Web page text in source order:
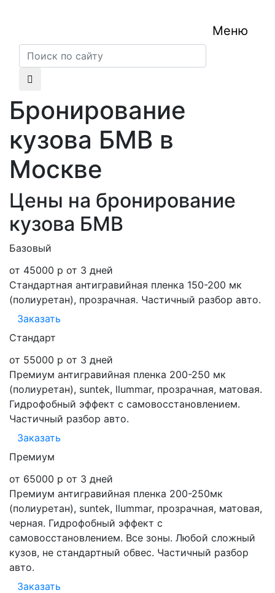
Меню
Бронирование
кузова БМВ в
Москве
Цены на бронирование
кузова БМВ
Базовый
от 45000 р от 3 дней
Стандартная антигравийная пленка 150-200 мк
(полиуретан), прозрачная. Частичный разбор авто.
Заказать
Стандарт
от 55000 р от 3 дней
Премиум антигравийная пленка 200-250 мк
(полиуретан), suntek, llummar, прозрачная, матовая.
Гидрофобный эффект с самовосстановлением.
Частичный разбор авто.
Заказать
Премиум
от 65000 р от 3 дней
Премиум антигравийная пленка 200-250мк
(полиуретан), suntek, llummar, прозрачная, матовая,
черная. Гидрофобный эффект с
самовосстановлением. Все зоны. Любой сложный
кузов, не стандартный обвес. Частичный разбор
авто.
Заказать